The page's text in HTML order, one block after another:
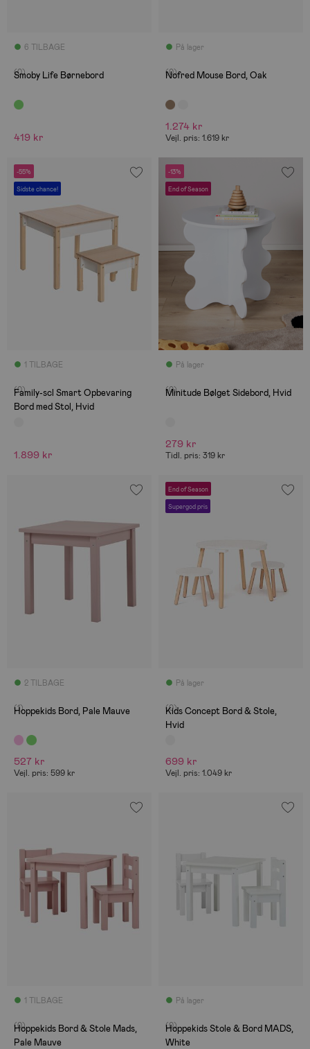
6 TILBAGE
(0)
Smoby Life Børnebord
419 kr
På lager
(0)
Nofred Mouse Bord, Oak
1.274 kr
Vejl. pris: 1.619 kr
-55%
Sidste chance!
1 TILBAGE
(0)
Family-scl Smart Opbevaring
Bord med Stol, Hvid
1.899 kr
-13%
End of Season
På lager
(0) Minitude Bølget Sidebord, Hvid
279 kr
Tidl. pris: 319 kr
2 TILBAGE
(1)
Hoppekids Bord, Pale Mauve
527 kr
Vejl. pris: 599 kr
End of Season
Supergod pris
På lager
(0)
Kids Concept Bord & Stole,
Hvid
699 kr
Vejl. pris: 1.049 kr
1 TILBAGE
(0)
Hoppekids Bord & Stole Mads,
Pale Mauve
På lager
(0)
Hoppekids Stole & Bord MADS,
White